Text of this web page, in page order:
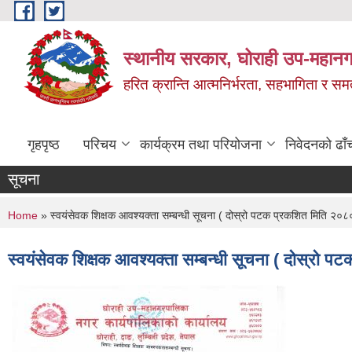
Skip to main content
स्थानीय सरकार, घोराही उप-
हरित क्रान्ति आत्मनिर्भरता, सहभागिता र
गृहपृष्ठ परिचय कार्यक्रम तथा परियोजना निवेदनको
सूचना
You are here
Home » स्वयंसेवक शिक्षक आवश्यक्ता सम्बन्धी सूचना ( दोस्रो पटक प्रकशित मिति
स्वयंसेवक शिक्षक आवश्यक्ता सम्बन्धी सूचना ( दोस्रो